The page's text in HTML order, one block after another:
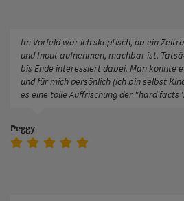
Im Vorfeld war ich skeptisch, ob ein
und Input aufnehmen, machbar ist.
bis Ende interessiert dabei. Man konnte
und für mich persönlich (ich bin selbst
es eine tolle Auffrischung der "hard facts".
Peggy